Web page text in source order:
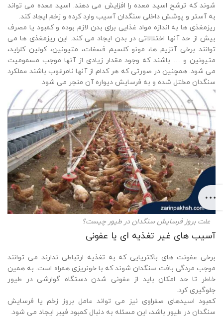
شوند که ترشح اسید معده را افزایش می دهند. اسید معده می تواند
به آستر و پوشش داخلی سنگدان آسیب وارد کرده و زخم ایجاد کند.
ریزمغذی ها به اندازه مواد غذایی برای بدن لازم بوده و کمبود یا مصرف
بیش از حد آنها اختلالاتی در بدن ایجاد می کند. این ریزمغذی ها می
توانند برخی آنزیم ها، مونو کلسیم فسفات، متیونین، کولین کلراید،
متیونین و … باشند که وجود مقدار زیادی از آنها موجب مسمومیت
می شود. همچنین در صورتی که هر کدام از آنها نامرغوب باشند عملکرد
سنگدان مختل شده و به فرسایش دیواره آن منجر می شود.
علت بروز فرسایش سنگدان در طیور چیست؟
آسیب های غیر تغذیه ای یا عفونی
برخی عفونت های باکتریایی که به تغذیه ارتباطی ندارند می توانند
موجب مردگی بافت سنگدان شوند که با خونریزی همراه است. به همین
خاطر تا حد امکان باید از عفونی شدن دستگاه گوارشی در طیور
جلوگیری کرد.
کمبود اسیدهای صفراوی نیز می تواند عامل بروز زخم یا فرسایش
سنگدان در طیور باشد، این مسئله به دنبال کمبود فیبر ایجاد می شود.